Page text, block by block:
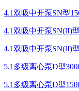
4.1双吸中开泵SN型
4.1双吸中开泵SN(II)
4.1双吸中开泵SN(II)
5.1多级离心泵D型
5.1多级离心泵D型